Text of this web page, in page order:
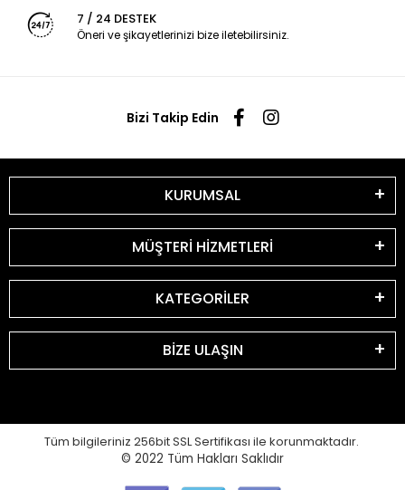
7 / 24 DESTEK
Öneri ve şikayetlerinizi bize iletebilirsiniz.
Bizi Takip Edin
KURUMSAL
MÜŞTERİ HİZMETLERİ
KATEGORİLER
BİZE ULAŞIN
Tüm bilgileriniz 256bit SSL Sertifikası ile korunmaktadır.
© 2022 Tüm Hakları Saklıdır